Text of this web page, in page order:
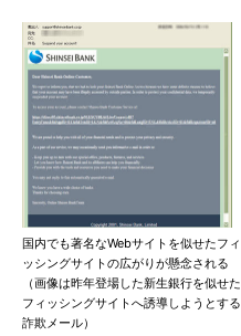
国内でも著名なWebサイトを似せたフィ
ッシングサイトの広がりが懸念される
（画像は昨年登場した新生銀行を似せた
フィッシングサイトへ誘導しようとする
詐欺メール）